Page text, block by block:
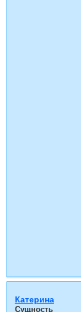
Катерина
Сущность